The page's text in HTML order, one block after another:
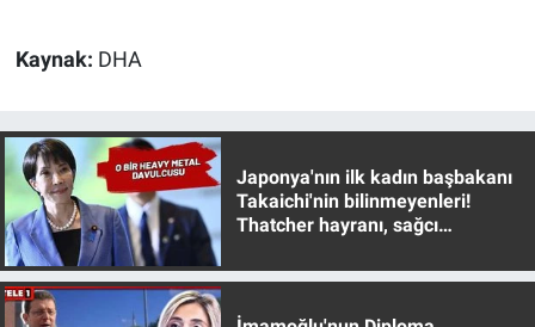
Kaynak: DHA
Japonya'nın ilk kadın başbakanı
Takaichi'nin bilinmeyenleri!
Thatcher hayranı, sağcı